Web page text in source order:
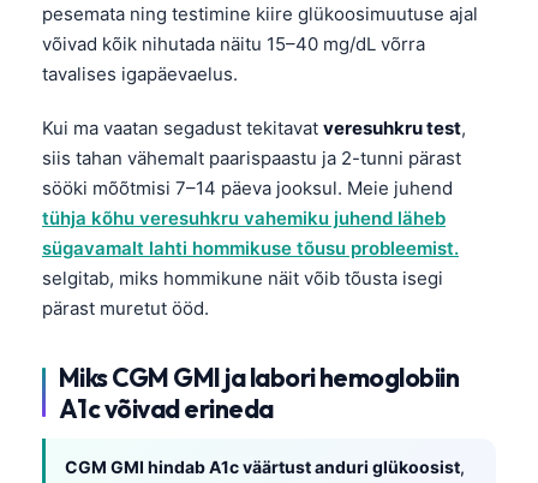
pesemata ning testimine kiire glükoosimuutuse ajal
võivad kõik nihutada näitu 15–40 mg/dL võrra
tavalises igapäevaelus.
Kui ma vaatan segadust tekitavat veresuhkru test,
siis tahan vähemalt paarispaastu ja 2-tunni pärast
sööki mõõtmisi 7–14 päeva jooksul. Meie juhend
tühja kõhu veresuhkru vahemiku juhend läheb
sügavamalt lahti hommikuse tõusu probleemist.
selgitab, miks hommikune näit võib tõusta isegi
pärast muretut ööd.
Miks CGM GMI ja labori hemoglobiin
A1c võivad erineda
CGM GMI hindab A1c väärtust anduri glükoosist,
Монгол
ພາສາລາວ
Basa Jawa
ئۇيغۇرچە
Кыргызча
Татар теле
Беларуская мова
Ślōnskŏ gŏdka
Norsk bokmål